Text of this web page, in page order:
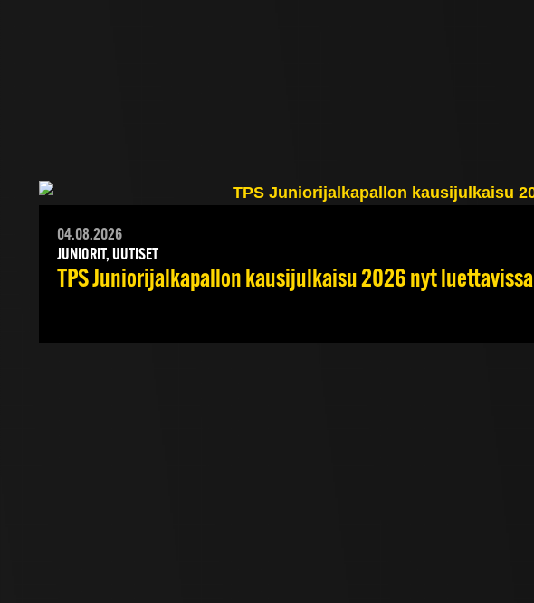
04.08.2026
JUNIORIT, UUTISET
TPS Juniorijalkapallon kausijulkaisu 2026 nyt luettavissa